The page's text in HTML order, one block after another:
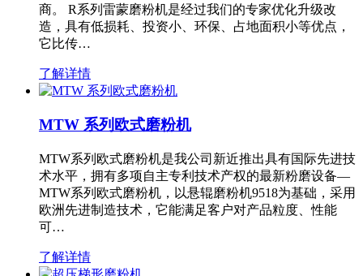
商。 R系列雷蒙磨粉机是经过我们的专家优化升级改
造，具有低损耗、投资小、环保、占地面积小等优点，
它比传…
了解详情
MTW 系列欧式磨粉机
MTW系列欧式磨粉机是我公司新近推出具有国际先进技
术水平，拥有多项自主专利技术产权的最新粉磨设备—
MTW系列欧式磨粉机，以悬辊磨粉机9518为基础，采用
欧洲先进制造技术，它能满足客户对产品粒度、性能
可…
了解详情